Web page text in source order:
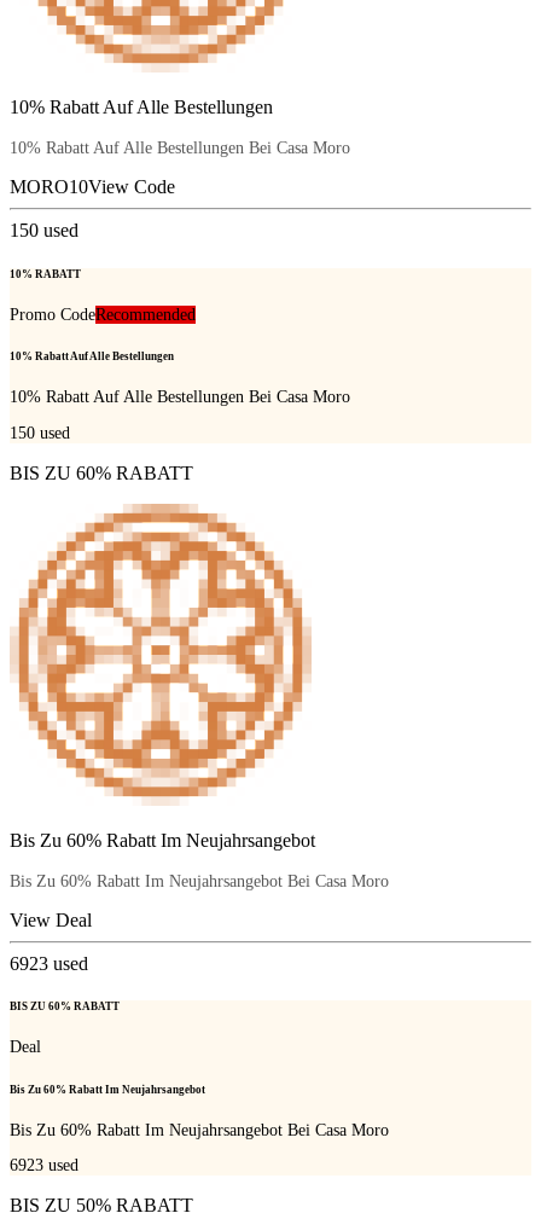
10% Rabatt Auf Alle Bestellungen
10% Rabatt Auf Alle Bestellungen Bei Casa Moro
MORO10View Code
150 used
10% RABATT
Promo CodeRecommended
10% Rabatt Auf Alle Bestellungen
10% Rabatt Auf Alle Bestellungen Bei Casa Moro
150 used
BIS ZU 60% RABATT
Bis Zu 60% Rabatt Im Neujahrsangebot
Bis Zu 60% Rabatt Im Neujahrsangebot Bei Casa Moro
View Deal
6923 used
BIS ZU 60% RABATT
Deal
Bis Zu 60% Rabatt Im Neujahrsangebot
Bis Zu 60% Rabatt Im Neujahrsangebot Bei Casa Moro
6923 used
BIS ZU 50% RABATT